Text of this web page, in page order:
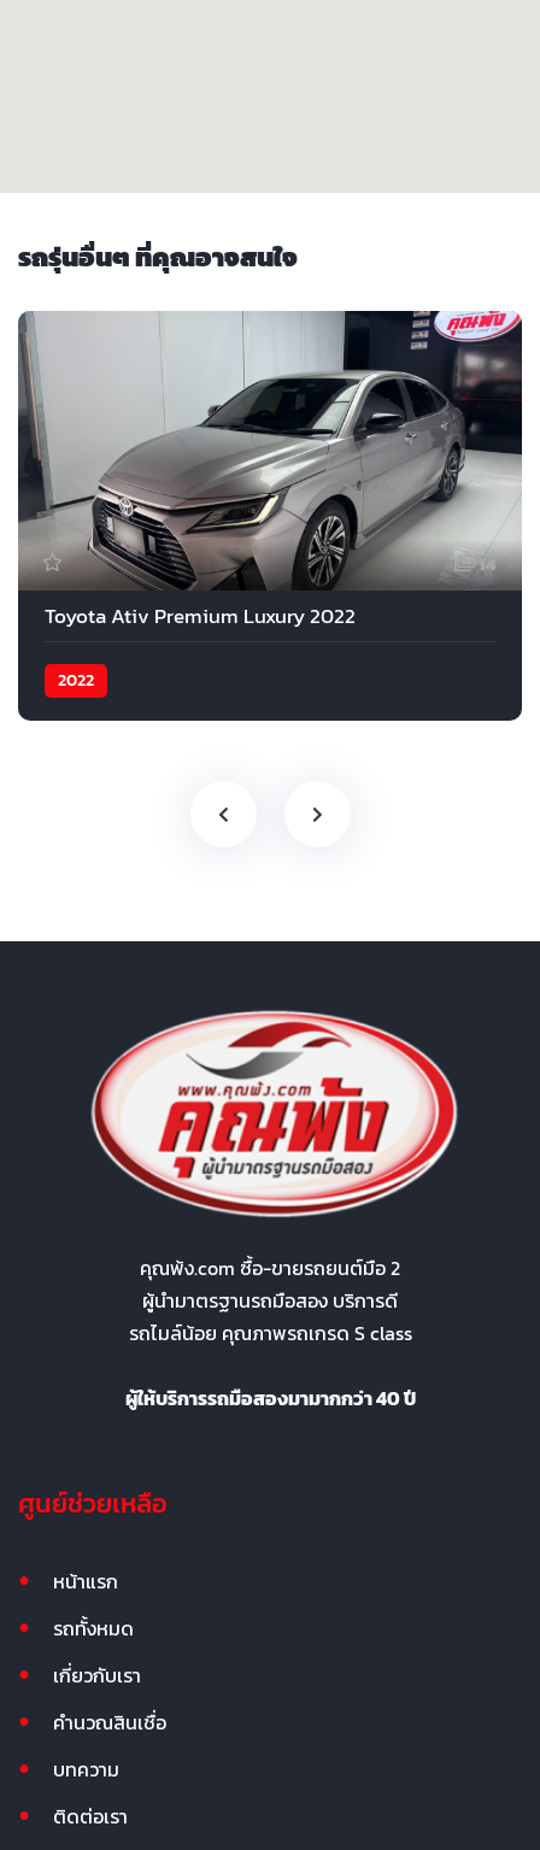
รถรุ่นอื่นๆ ที่คุณอาจสนใจ
14
Toyota Ativ Premium Luxury 2022
2022
คุณพ้ง.com ซื้อ-ขายรถยนต์มือ 2
ผู้นำมาตรฐานรถมือสอง บริการดี
รถไมล์น้อย คุณภาพรถเกรด S class
ผู้ให้บริการรถมือสองมามากกว่า 40 ปี
ศูนย์ช่วยเหลือ
หน้าแรก
รถทั้งหมด
เกี่ยวกับเรา
คำนวณสินเชื่อ
บทความ
ติดต่อเรา